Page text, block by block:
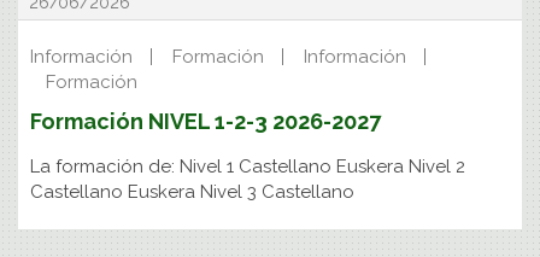
Información Formación
Información
Formación
Formación NIVEL 1-2-3 2026-2027
La formación de: Nivel 1 Castellano Euskera Nivel 2
Castellano Euskera Nivel 3 Castellano